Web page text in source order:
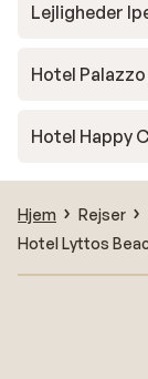
Lejligheder
Hotel
Hotel Happy
Hjem Rejser
Hotel Lyttos